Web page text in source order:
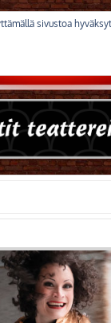
sivustoa